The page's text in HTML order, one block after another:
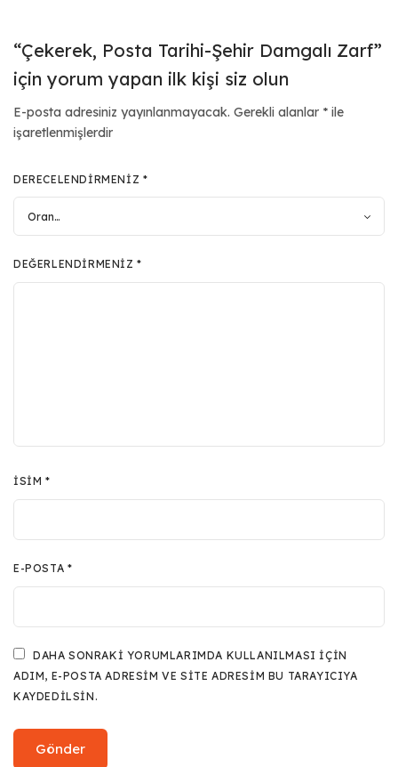
“Çekerek, Posta Tarihi-Şehir Damgalı Zarf”
için yorum yapan ilk kişi siz olun
E-posta adresiniz yayınlanmayacak. Gerekli alanlar * ile
işaretlenmişlerdir
DERECELENDIRMENIZ *
DEĞERLENDIRMENIZ*
İSIM*
E-POSTA *
DAHA SONRAKI YORUMLARIMDA KULLANILMASI IÇIN
ADIM, E-POSTA ADRESIM VE SITE ADRESIM BU TARAYICIYA
KAYDEDILSIN.